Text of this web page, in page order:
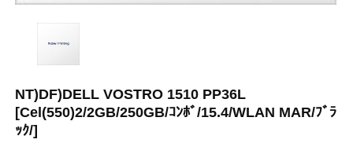
NT)DF)DELL VOSTRO 1510 PP36L
[Cel(550)2/2GB/250GB/ｺﾝﾎﾞ/15.4/WLAN MAR/ﾌﾞﾗ
ｯｸ/]